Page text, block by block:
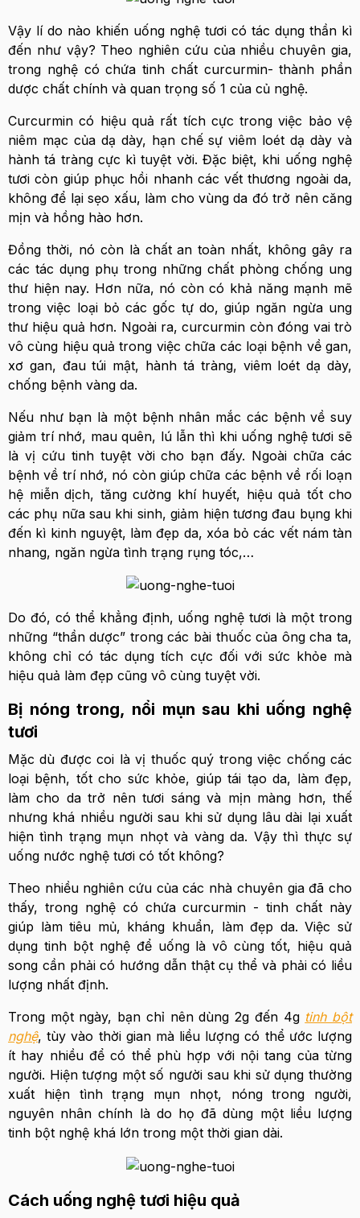
Vậy lí do nào khiến uống nghệ tươi có tác dụng thần kì
đến như vậy? Theo nghiên cứu của nhiều chuyên gia,
trong nghệ có chứa tinh chất curcurmin- thành phần
dược chất chính và quan trọng số 1 của củ nghệ.
Curcurmin có hiệu quả rất tích cực trong việc bảo vệ
niêm mạc của dạ dày, hạn chế sự viêm loét dạ dày và
hành tá tràng cực kì tuyệt vời. Đặc biệt, khi uống nghệ
tươi còn giúp phục hồi nhanh các vết thương ngoài da,
không để lại sẹo xấu, làm cho vùng da đó trở nên căng
mịn và hồng hào hơn.
Đồng thời, nó còn là chất an toàn nhất, không gây ra
các tác dụng phụ trong những chất phòng chống ung
thư hiện nay. Hơn nữa, nó còn có khả năng mạnh mẽ
trong việc loại bỏ các gốc tự do, giúp ngăn ngừa ung
thư hiệu quả hơn. Ngoài ra, curcurmin còn đóng vai trò
vô cùng hiệu quả trong việc chữa các loại bệnh về gan,
xơ gan, đau túi mật, hành tá tràng, viêm loét dạ dày,
chống bệnh vàng da.
Nếu như bạn là một bệnh nhân mắc các bệnh về suy
giảm trí nhớ, mau quên, lú lẫn thì khi uống nghệ tươi sẽ
là vị cứu tinh tuyệt vời cho bạn đấy. Ngoài chữa các
bệnh về trí nhớ, nó còn giúp chữa các bệnh về rối loạn
hệ miễn dịch, tăng cường khí huyết, hiệu quả tốt cho
các phụ nữa sau khi sinh, giảm hiện tương đau bụng khi
đến kì kinh nguyệt, làm đẹp da, xóa bỏ các vết nám tàn
nhang, ngăn ngừa tình trạng rụng tóc,…
Do đó, có thể khẳng định, uống nghệ tươi là một trong
những “thần dược” trong các bài thuốc của ông cha ta,
không chỉ có tác dụng tích cực đối với sức khỏe mà
hiệu quả làm đẹp cũng vô cùng tuyệt vời.
Bị nóng trong, nổi mụn sau khi uống nghệ
tươi
Mặc dù được coi là vị thuốc quý trong việc chống các
loại bệnh, tốt cho sức khỏe, giúp tái tạo da, làm đẹp,
làm cho da trở nên tươi sáng và mịn màng hơn, thế
nhưng khá nhiều người sau khi sử dụng lâu dài lại xuất
hiện tình trạng mụn nhọt và vàng da. Vậy thì thực sự
uống nước nghệ tươi có tốt không?
Theo nhiều nghiên cứu của các nhà chuyên gia đã cho
thấy, trong nghệ có chứa curcurmin - tinh chất này
giúp làm tiêu mủ, kháng khuẩn, làm đẹp da. Việc sử
dụng tinh bột nghệ để uống là vô cùng tốt, hiệu quả
song cần phải có hướng dẫn thật cụ thể và phải có liều
lượng nhất định.
Trong một ngày, bạn chỉ nên dùng 2g đến 4g tinh bột
nghệ, tùy vào thời gian mà liều lượng có thể ước lượng
ít hay nhiều để có thể phù hợp với nội tang của từng
người. Hiện tượng một số người sau khi sử dụng thường
xuất hiện tình trạng mụn nhọt, nóng trong người,
nguyên nhân chính là do họ đã dùng một liều lượng
tinh bột nghệ khá lớn trong một thời gian dài.
Cách uống nghệ tươi hiệu quả